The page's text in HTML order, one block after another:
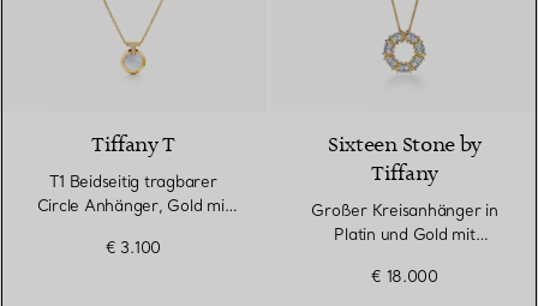
Tiffany T
T1 Beidseitig tragbarer
Circle Anhänger, Gold mit
€ 3.100
Sixteen Stone by
Tiffany
Großer Kreisanhänger in
Platin und Gold mit
€ 18.000